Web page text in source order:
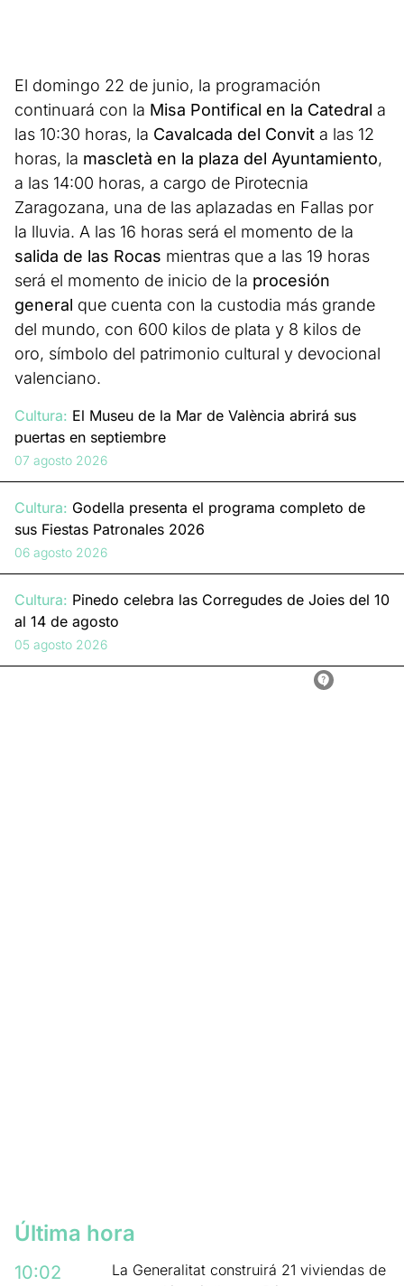
El domingo 22 de junio, la programación
continuará con la Misa Pontifical en la Catedral a
las 10:30 horas, la Cavalcada del Convit a las 12
horas, la mascletà en la plaza del Ayuntamiento,
a las 14:00 horas, a cargo de Pirotecnia
Zaragozana, una de las aplazadas en Fallas por
la lluvia. A las 16 horas será el momento de la
salida de las Rocas mientras que a las 19 horas
será el momento de inicio de la procesión
general que cuenta con la custodia más grande
del mundo, con 600 kilos de plata y 8 kilos de
oro, símbolo del patrimonio cultural y devocional
valenciano.
Cultura: El Museu de la Mar de València abrirá sus
puertas en septiembre
07 agosto 2026
Cultura: Godella presenta el programa completo de
sus Fiestas Patronales 2026
06 agosto 2026
Cultura: Pinedo celebra las Corregudes de Joies del 10
al 14 de agosto
05 agosto 2026
Última hora
10:02
La Generalitat construirá 21 viviendas de